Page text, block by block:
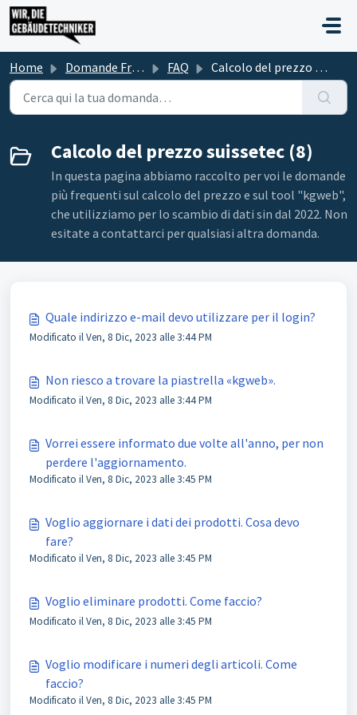
Salta al contenuto principale
Home Domande Frequenti (FAQ) FAQ Calcolo del prezzo suissetec
Calcolo del prezzo suissetec (8)
In questa pagina abbiamo raccolto per voi le domande
più frequenti sul calcolo del prezzo e sul tool "kgweb",
che utilizziamo per lo scambio di dati sin dal 2022. Non
esitate a contattarci per qualsiasi altra domanda.
Quale indirizzo e-mail devo utilizzare per il login?
Modificato il Ven, 8 Dic, 2023 alle 3:44 PM
Non riesco a trovare la piastrella «kgweb».
Modificato il Ven, 8 Dic, 2023 alle 3:44 PM
Vorrei essere informato due volte all'anno, per non
perdere l'aggiornamento.
Modificato il Ven, 8 Dic, 2023 alle 3:45 PM
Voglio aggiornare i dati dei prodotti. Cosa devo
fare?
Modificato il Ven, 8 Dic, 2023 alle 3:45 PM
Voglio eliminare prodotti. Come faccio?
Modificato il Ven, 8 Dic, 2023 alle 3:45 PM
Voglio modificare i numeri degli articoli. Come
faccio?
Modificato il Ven, 8 Dic, 2023 alle 3:45 PM